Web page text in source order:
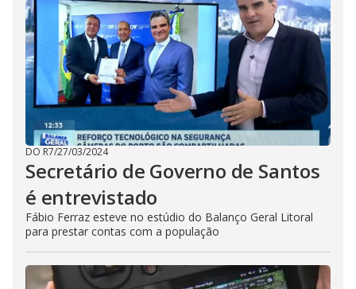
DO R7/27/03/2024
Secretário de Governo de Santos
é entrevistado
Fábio Ferraz esteve no estúdio do Balanço Geral Litoral
para prestar contas com a população